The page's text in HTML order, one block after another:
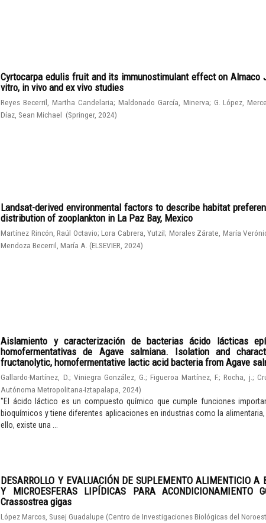
Cyrtocarpa edulis fruit and its immunostimulant effect on Almaco
vitro, in vivo and ex vivo studies
Reyes Becerril, Martha Candelaria; Maldonado García, Minerva; G. López,
Díaz, Sean Michael (Springer, 2024)
Landsat-derived environmental factors to describe habitat
distribution of zooplankton in La Paz Bay, Mexico
Martínez Rincón, Raúl Octavio;Lora Cabrera, Yutzil; Morales Zárate, María
Mendoza Becerril, María A. (ELSEVIER, 2024)
Aislamiento y caracterización de bacterias ácido lácticas
homofermentativas de Agave salmiana. Isolation and
fructanolytic, homofermentative lactic acid bacteria from Agave
Gallardo-Martínez, D.; Viniegra González, G. ; Figueroa Martínez, F.;Rocha, j. ;
Autónoma Metropolitana-Iztapalapa 2024)
"El ácido láctico es un compuesto químico que cumple funciones
bioquímicos y tiene diferentes aplicaciones en industrias como la
ello, existe una ...
DESARROLLO Y EVALUACIÓN DE SUPLEMENTO ALIMENTICIO A
Y MICROESFERAS LIPÍDICAS PARA ACONDICIONAMIENTO
Crassostrea gigas
López Marcos, Susej Guadalupe (Centro de Investigaciones Biológicas del